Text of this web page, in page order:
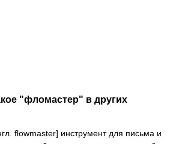
"фломастер" в других
flowmaster] инструмент для письма и